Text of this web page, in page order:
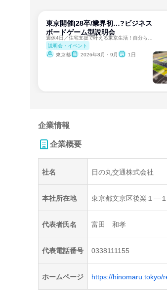
東京開催|28卒/業界初…?ビジネス
ボードゲーム型説明会
説明会・イベント
東京都
2026年8月・9月 1日
企業情報
企業概要
社名 日の丸交通株式会社
本社所在地 東京都文京区後楽１―
代表者氏名 富田 和孝
代表電話番号 0338111155
ホームページ https://hinomaru.tokyo/